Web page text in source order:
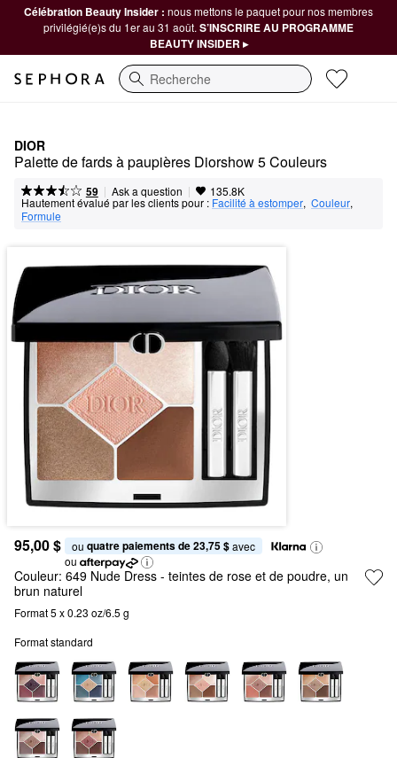
Célébration Beauty Insider : nous mettons le paquet pour nos membres
privilégié(e)s du 1er au 31 août. S’INSCRIRE AU PROGRAMME
BEAUTY INSIDER ▸
Recherche
DIOR
Palette de fards à paupières Diorshow 5 Couleurs
59 | Ask a question | 135.8K
Hautement évalué par les clients pour : Facilité à estomper, Couleur,
Formule
95,00 $ ou quatre paiements de 23,75 $ avec
ou
Couleur: 649 Nude Dress - teintes de rose et de poudre, un
brun naturel
Format 5 x 0.23 oz/6.5 g
Format standard